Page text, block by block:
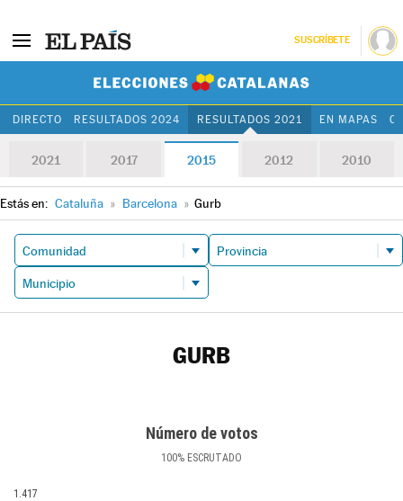
SUSCRÍBETE
DIRECTO RESULTADOS 2024 RESULTADOS 2021 EN MAPAS
2021 2017 2015 2012 2010
Estás en: Cataluña » Barcelona » Gurb
GURB
Número de votos
100% ESCRUTADO
1.417